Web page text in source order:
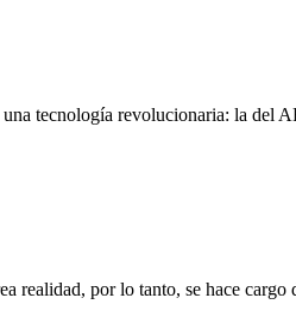
tecnología revolucionaria: la del
realidad, por lo tanto, se hace cargo